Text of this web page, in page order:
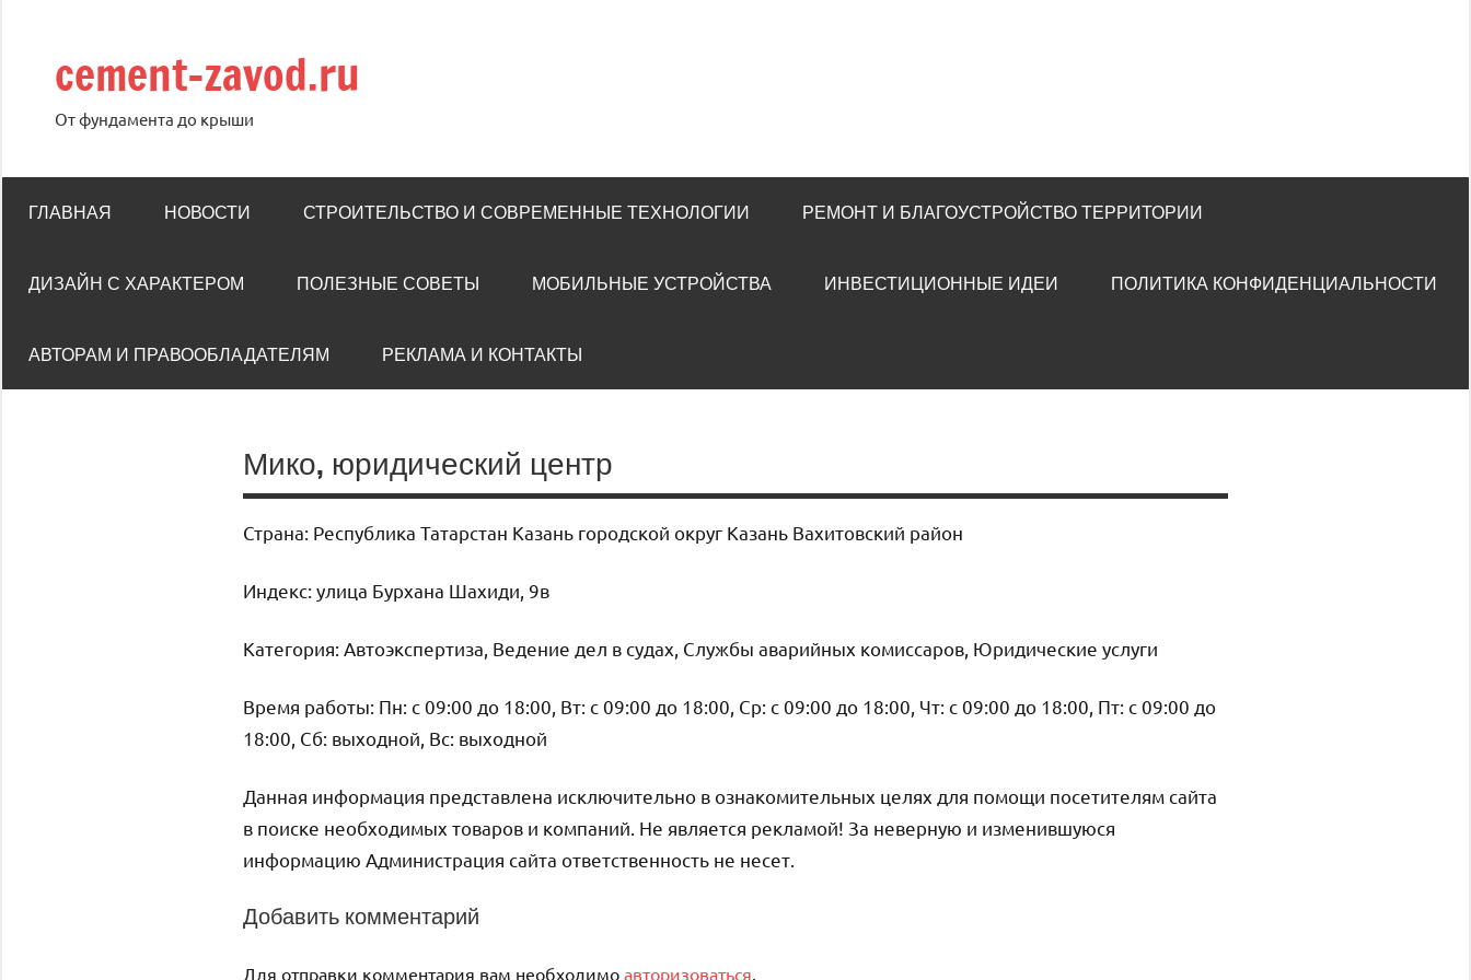
содержимому
cement-zavod.ru
От фундамента до крыши
ГЛАВНАЯ НОВОСТИ СТРОИТЕЛЬСТВО И СОВРЕМЕННЫЕ ТЕХНОЛОГИИ РЕМОНТ И БЛАГОУСТРОЙСТВО ТЕРРИТОРИИ
ДИЗАЙН С ХАРАКТЕРОМ ПОЛЕЗНЫЕ СОВЕТЫ МОБИЛЬНЫЕ УСТРОЙСТВА ИНВЕСТИЦИОННЫЕ ИДЕИ ПОЛИТИКА КОНФИДЕНЦИАЛЬНОСТИ
АВТОРАМ И ПРАВООБЛАДАТЕЛЯМ РЕКЛАМА И КОНТАКТЫ
Мико, юридический центр
Страна: Республика Татарстан Казань городской округ Казань Вахитовский район
Индекс: улица Бурхана Шахиди, 9в
Категория: Автоэкспертиза, Ведение дел в судах, Службы аварийных комиссаров, Юридические услуги
Время работы: Пн: с 09:00 до 18:00, Вт: с 09:00 до 18:00, Ср: с 09:00 до 18:00, Чт: с 09:00 до 18:00, Пт: с 09:00 до
18:00, Сб: выходной, Вс: выходной
Данная информация представлена исключительно в ознакомительных целях для помощи посетителям сайта
в поиске необходимых товаров и компаний. Не является рекламой! За неверную и изменившуюся
информацию Администрация сайта ответственность не несет.
Добавить комментарий
Для отправки комментария вам необходимо авторизоваться.